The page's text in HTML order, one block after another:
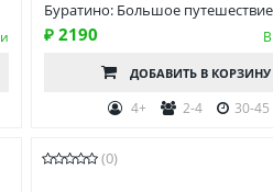
Буратино: Большое путешествие
₽ 2190
ДОБАВИТЬ В КОРЗИНУ
4+ 2-4 30-45
(0)